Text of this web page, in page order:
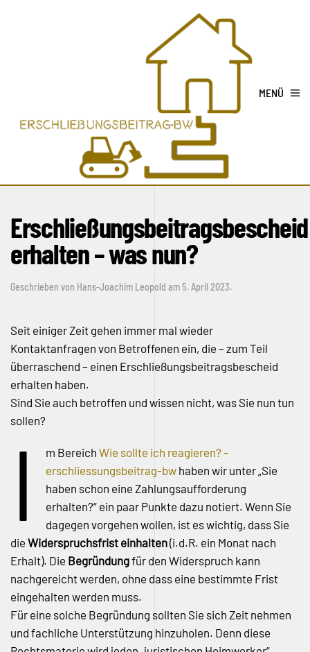
MENÜ
Erschließungsbeitragsbescheid
erhalten – was nun?
Geschrieben von Hans-Joachim Leopold am 5. April 2023.
Seit einiger Zeit gehen immer mal wieder
Kontaktanfragen von Betroffenen ein, die – zum Teil
überraschend – einen Erschließungsbeitragsbescheid
erhalten haben.
Sind Sie auch betroffen und wissen nicht, was Sie nun tun
sollen?
I m BereichWie sollte ich reagieren? –
erschliessungsbeitrag-bw haben wir unter „Sie
haben schon eine Zahlungsaufforderung
erhalten?“ ein paar Punkte dazu notiert. Wenn Sie
dagegen vorgehen wollen, ist es wichtig, dass Sie
die Widerspruchsfrist einhalten(i.d.R. ein Monat nach
Erhalt). Die Begründungfür den Widerspruch kann
nachgereicht werden, ohne dass eine bestimmte Frist
eingehalten werden muss.
Für eine solche Begründung sollten Sie sich Zeit nehmen
und fachliche Unterstützung hinzuholen. Denn diese